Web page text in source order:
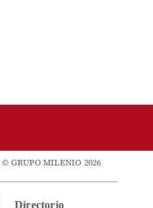
© GRUPO MILENIO 2026
Directorio